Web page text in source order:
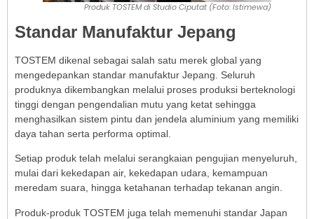
Produk TOSTEM di Studio Ciputat (Foto: Istimewa)
Standar Manufaktur Jepang
TOSTEM dikenal sebagai salah satu merek global yang
mengedepankan standar manufaktur Jepang. Seluruh
produknya dikembangkan melalui proses produksi berteknologi
tinggi dengan pengendalian mutu yang ketat sehingga
menghasilkan sistem pintu dan jendela aluminium yang memiliki
daya tahan serta performa optimal.
Setiap produk telah melalui serangkaian pengujian menyeluruh,
mulai dari kekedapan air, kekedapan udara, kemampuan
meredam suara, hingga ketahanan terhadap tekanan angin.
Produk-produk TOSTEM juga telah memenuhi standar Japan